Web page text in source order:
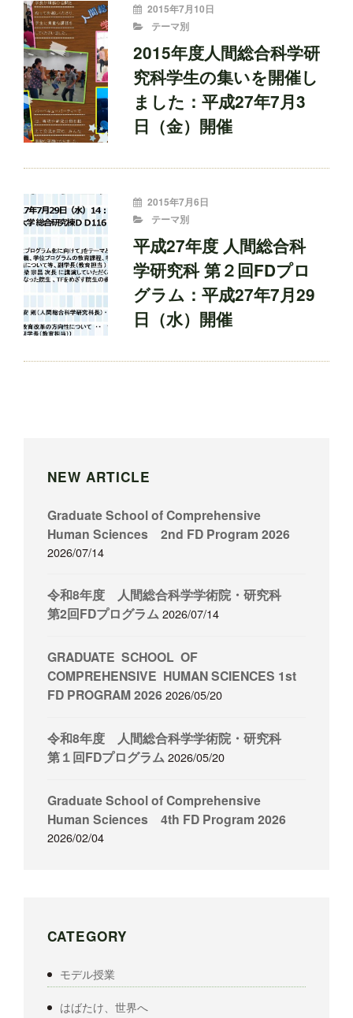
投
稿
2015年7月10日
CATEGORIES
テーマ別
2015年度人間総合科学研
究科学生の集いを開催し
ました：平成27年7月3
日（金）開催
投
稿
2015年7月6日
CATEGORIES
テーマ別
平成27年度 人間総合科
学研究科 第２回FDプロ
グラム：平成27年7月29
日（水）開催
NEW ARTICLE
Graduate School of Comprehensive
Human Sciences 2nd FD Program 2026
2026/07/14
令和8年度 人間総合科学学術院・研究科
第2回FDプログラム2026/07/14
GRADUATE SCHOOL OF
COMPREHENSIVE HUMAN SCIENCES 1st
FD PROGRAM 2026 2026/05/20
令和8年度 人間総合科学学術院・研究科
第１回FDプログラム2026/05/20
Graduate School of Comprehensive
Human Sciences 4th FD Program 2026
2026/02/04
CATEGORY
モデル授業
はばたけ、世界へ